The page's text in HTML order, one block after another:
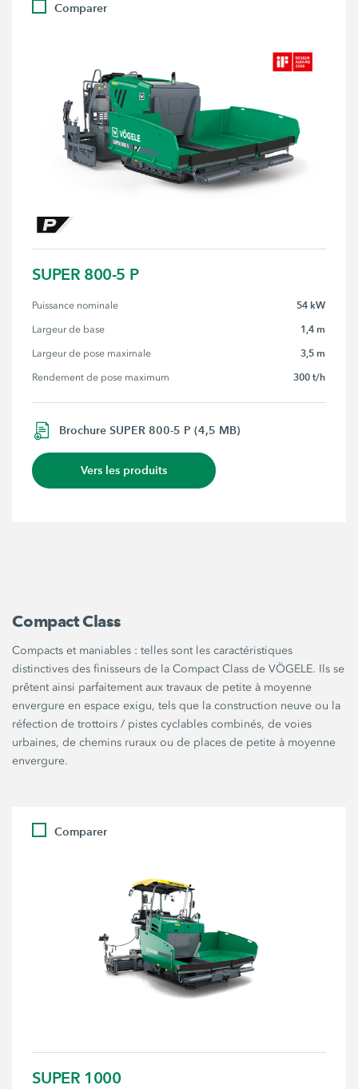
Comparer
SUPER 800-5 P
Puissance nominale 54 kW
Largeur de base 1,4 m
Largeur de pose maximale 3,5 m
Rendement de pose maximum 300 t/h
Brochure SUPER 800-5 P (4,5 MB)
Vers les produits
Compact Class
Compacts et maniables : telles sont les caractéristiques
distinctives des finisseurs de la Compact Class de VÖGELE. Ils se
prêtent ainsi parfaitement aux travaux de petite à moyenne
envergure en espace exigu, tels que la construction neuve ou la
réfection de trottoirs / pistes cyclables combinés, de voies
urbaines, de chemins ruraux ou de places de petite à moyenne
envergure.
Comparer
SUPER 1000